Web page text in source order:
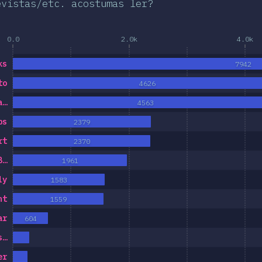
etc. acostumas ler?
0.0 2.0k 4.0k
604
1559
1583
1961
2370
2379
4563
4626
7942